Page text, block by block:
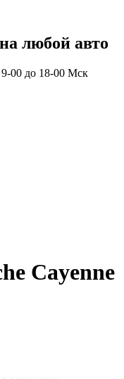
любой авто
00 до 18-00 Мск
Cayenne